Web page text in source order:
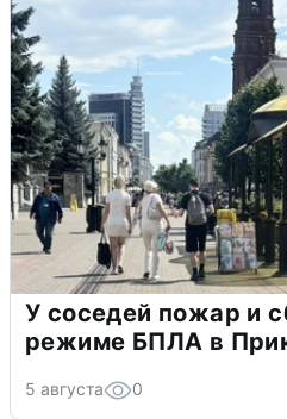
У соседей пожар и
режиме БПЛА в
5 августа 0